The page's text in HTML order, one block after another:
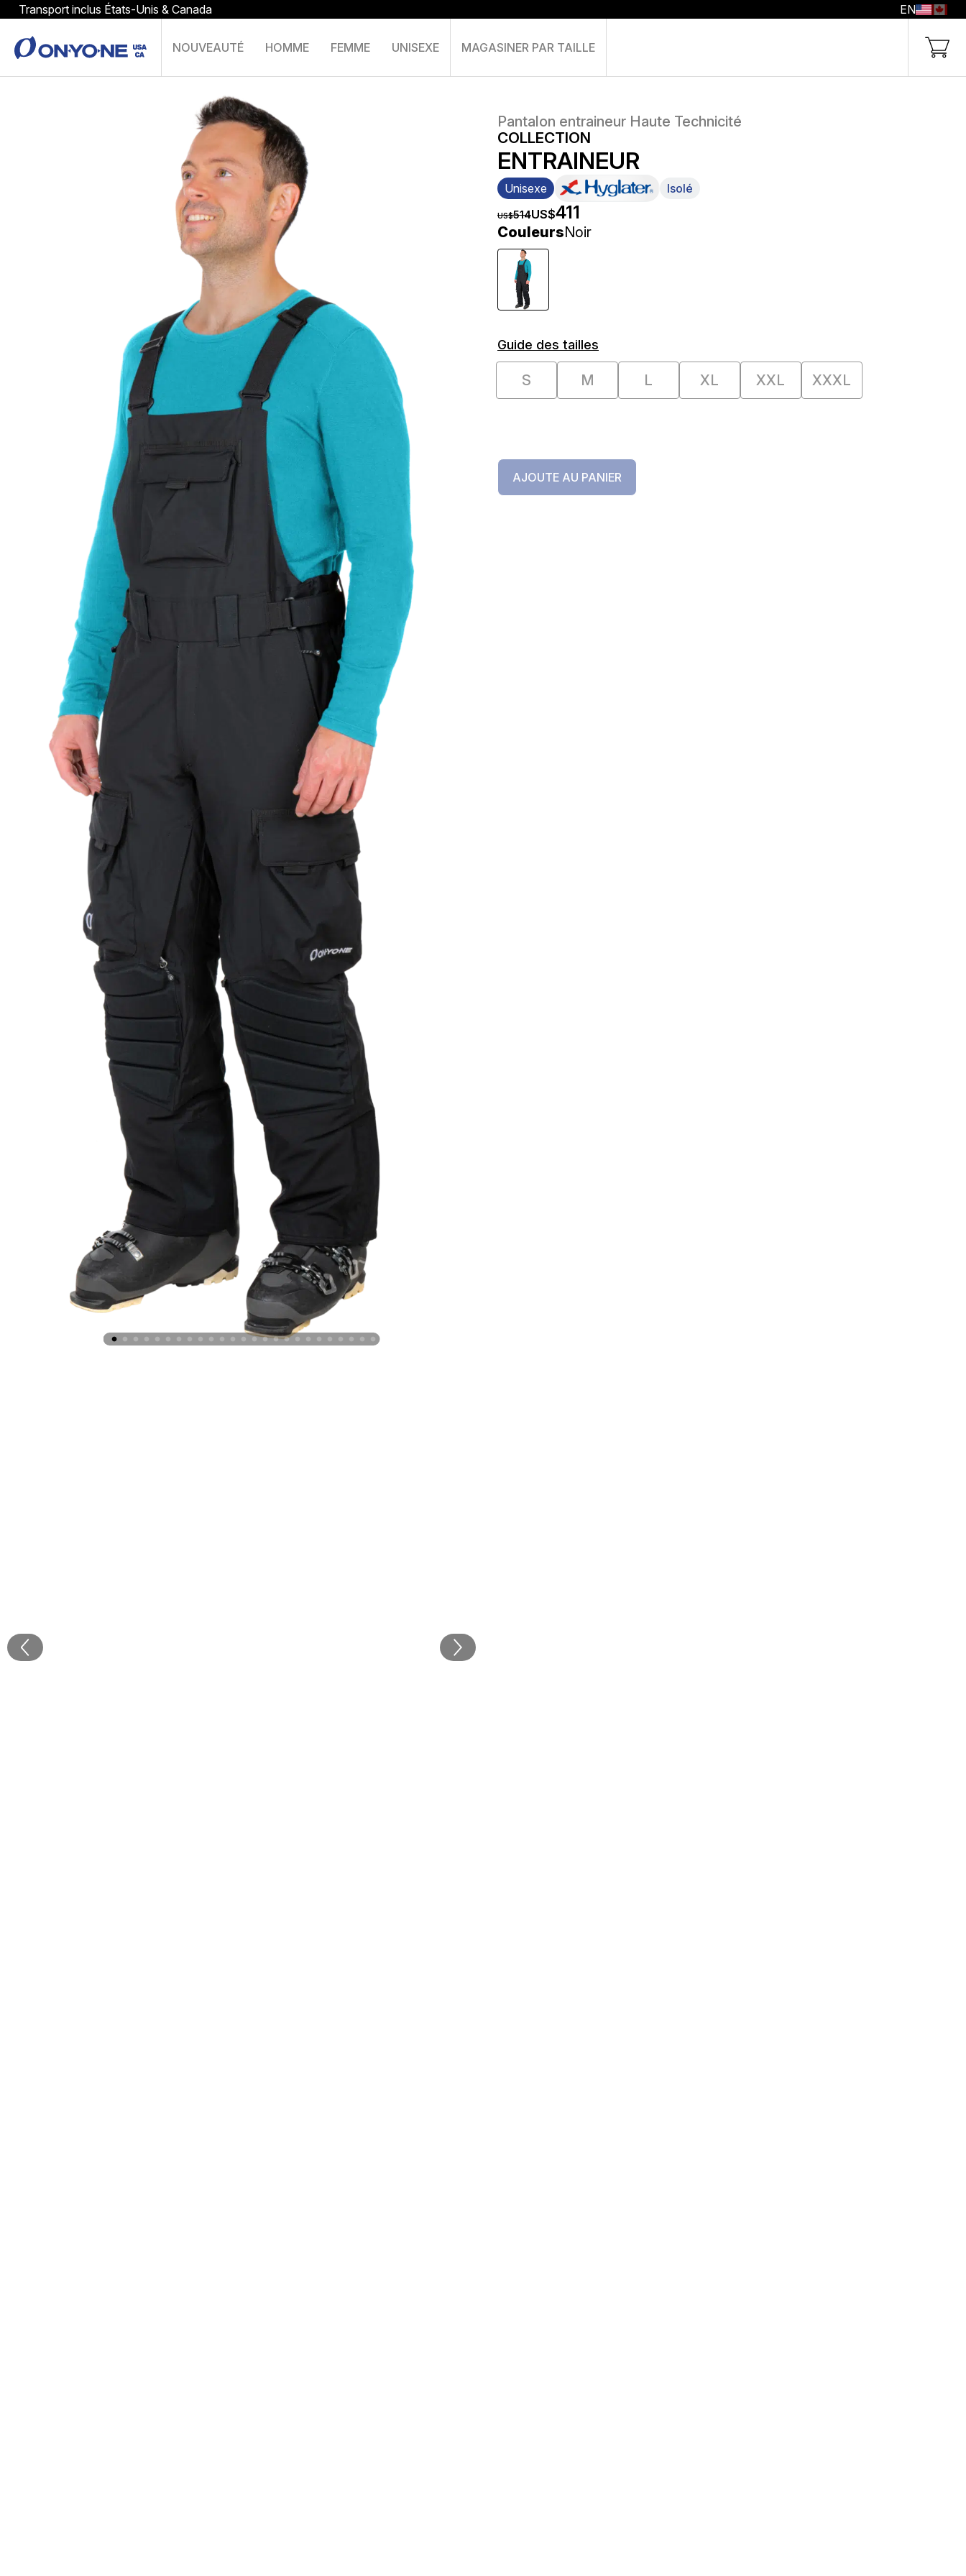
Transport inclus États-Unis & Canada EN
NOUVEAUTÉ HOMME FEMME UNISEXE MAGASINER PAR TAILLE
Panier
Pantalon entraineur Haute Technicité
COLLECTION
ENTRAINEUR
Unisexe Isolé
US$514US$411
CouleursNoir
Guide des tailles
S M L XL XXL XXXL
AJOUTE AU PANIER